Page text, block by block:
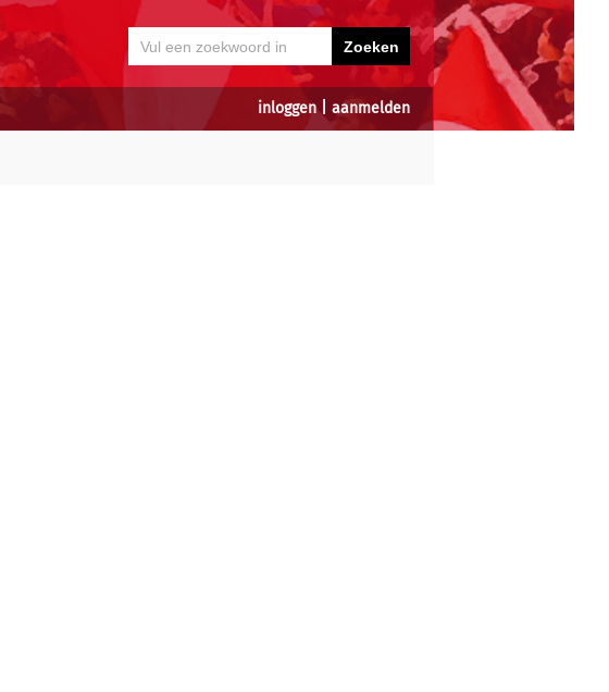
inloggen| aanmelden